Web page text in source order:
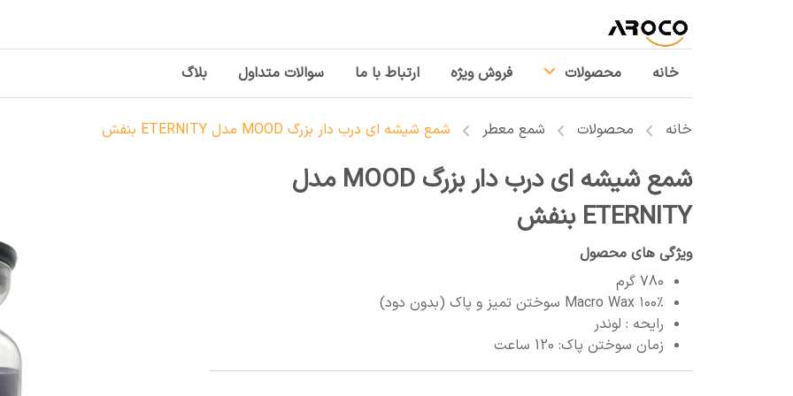
خانه محصولات فروش ویژه ارتباط با ما سوالات متداول بلاگ
خانه محصولات شمع معطر شمع شیشه ای درب دار بزرگ MOOD مدل ETERNITY بنفش
شمع شیشه ای درب دار بزرگ MOOD مدل
ETERNITY بنفش
ویژگی های محصول
780 گرم
Macro Wax ۱۰۰٪ سوختن تمیز و پاک (بدون دود)
رایحه : لوندر
زمان سوختن پاک: 120 ساعت